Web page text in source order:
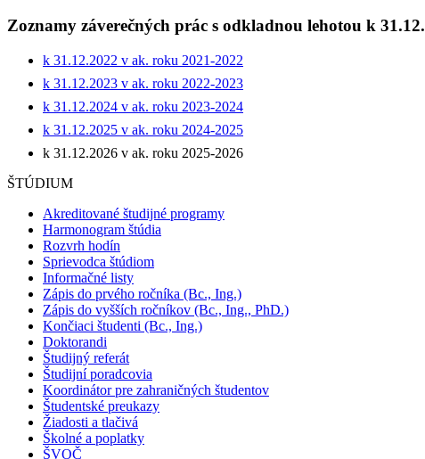
Zoznamy záverečných prác s odkladnou lehotou k 31.12.
k 31.12.2022 v ak. roku 2021-2022
k 31.12.2023 v ak. roku 2022-2023
k 31.12.2024 v ak. roku 2023-2024
k 31.12.2025 v ak. roku 2024-2025
k 31.12.2026 v ak. roku 2025-2026
ŠTÚDIUM
Akreditované študijné programy
Harmonogram štúdia
Rozvrh hodín
Sprievodca štúdiom
Informačné listy
Zápis do prvého ročníka (Bc., Ing.)
Zápis do vyšších ročníkov (Bc., Ing., PhD.)
Končiaci študenti (Bc., Ing.)
Doktorandi
Študijný referát
Študijní poradcovia
Koordinátor pre zahraničných študentov
Študentské preukazy
Žiadosti a tlačivá
Školné a poplatky
ŠVOČ